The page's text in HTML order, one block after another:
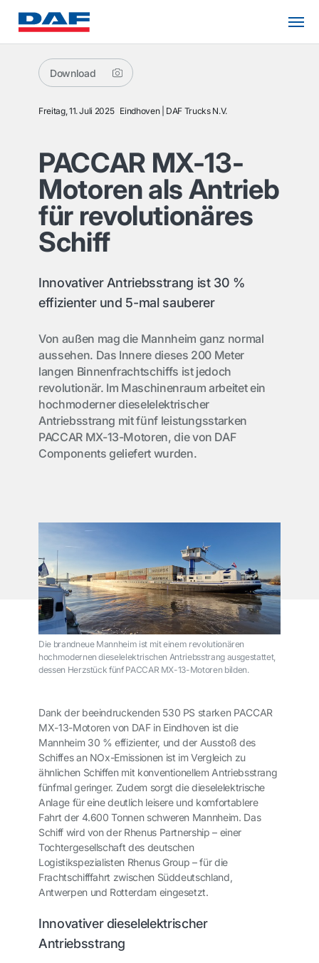
Download
Freitag, 11. Juli 2025 Eindhoven DAF Trucks N.V.
PACCAR MX-13-
Motoren als Antrieb
für revolutionäres
Schiff
Innovativer Antriebsstrang ist 30 %
effizienter und 5-mal sauberer
Von außen mag die Mannheim ganz normal
aussehen. Das Innere dieses 200 Meter
langen Binnenfrachtschiffs ist jedoch
revolutionär. Im Maschinenraum arbeitet ein
hochmoderner dieselelektrischer
Antriebsstrang mit fünf leistungsstarken
PACCAR MX-13-Motoren, die von DAF
Components geliefert wurden.
Die brandneue Mannheim ist mit einem revolutionären
hochmodernen dieselelektrischen Antriebsstrang ausgestattet,
dessen Herzstück fünf PACCAR MX-13-Motoren bilden.
Dank der beeindruckenden 530 PS starken PACCAR
MX-13-Motoren von DAF in Eindhoven ist die
Mannheim30 % effizienter, und der Ausstoß des
Schiffes an NOx-Emissionen ist im Vergleich zu
ähnlichen Schiffen mit konventionellem Antriebsstrang
fünfmal geringer. Zudem sorgt die dieselelektrische
Anlage für eine deutlich leisere und komfortablere
Fahrt der 4.600 Tonnen schweren Mannheim. Das
Schiff wird von der Rhenus Partnership – einer
Tochtergesellschaft des deutschen
Logistikspezialisten Rhenus Group – für die
Frachtschifffahrt zwischen Süddeutschland,
Antwerpen und Rotterdam eingesetzt.
Innovativer dieselelektrischer
Antriebsstrang